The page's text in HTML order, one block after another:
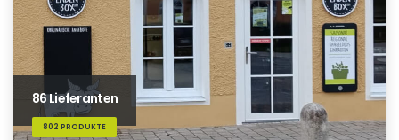
86 Lieferanten
802 PRODUKTE